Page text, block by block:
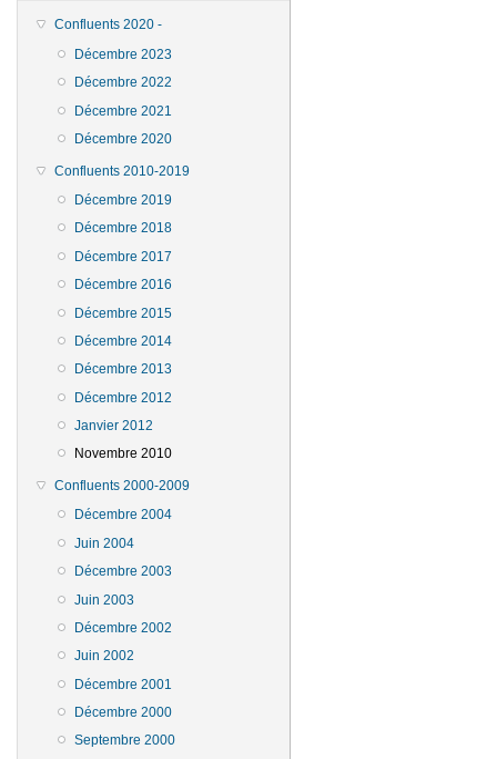
Confluents 2020 -
Décembre 2023
Décembre 2022
Décembre 2021
Décembre 2020
Confluents 2010-2019
Décembre 2019
Décembre 2018
Décembre 2017
Décembre 2016
Décembre 2015
Décembre 2014
Décembre 2013
Décembre 2012
Janvier 2012
Novembre 2010
Confluents 2000-2009
Décembre 2004
Juin 2004
Décembre 2003
Juin 2003
Décembre 2002
Juin 2002
Décembre 2001
Décembre 2000
Septembre 2000